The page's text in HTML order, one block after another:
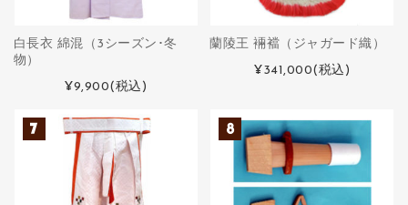
白長衣 綿混（3シーズン･冬
物）
¥9,900(税込)
蘭陵王 裲襠（ジャガード織）
¥341,000(税込)